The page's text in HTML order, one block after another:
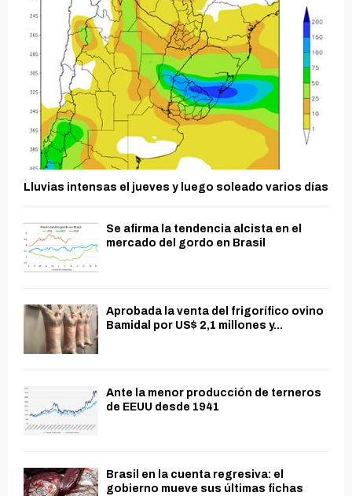
Lluvias intensas el jueves y luego soleado varios días
Se afirma la tendencia alcista en el
mercado del gordo en Brasil
Aprobada la venta del frigorífico ovino
Bamidal por US$ 2,1 millones y...
Ante la menor producción de terneros
de EEUU desde 1941
Brasil en la cuenta regresiva: el
gobierno mueve sus últimas fichas